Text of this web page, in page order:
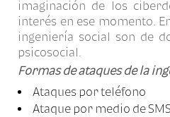
imaginación de los
interés en ese momento.
ingeniería social son de
psicosocial.
Formas de ataques de la
Ataques por teléfono
Ataque por medio de